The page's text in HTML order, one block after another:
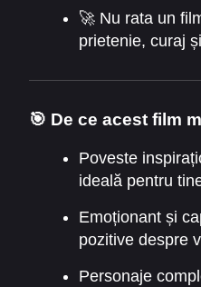
🚀 Nu rata un
prietenie, curaj
🎯 De ce acest film
Poveste
ideală pentru
Emoționant și
pozitive despre
Personaje